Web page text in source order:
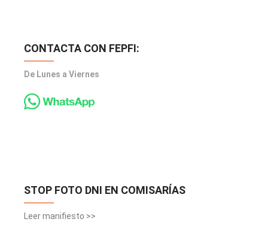
CONTACTA CON FEPFI:
De Lunes a Viernes
STOP FOTO DNI EN COMISARÍAS
Leer manifiesto >>